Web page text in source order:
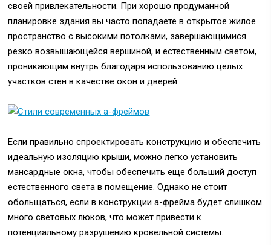
своей привлекательности. При хорошо продуманной
планировке здания вы часто попадаете в открытое жилое
пространство с высокими потолками, завершающимися
резко возвышающейся вершиной, и естественным светом,
проникающим внутрь благодаря использованию целых
участков стен в качестве окон и дверей.
Если правильно спроектировать конструкцию и обеспечить
идеальную изоляцию крыши, можно легко установить
мансардные окна, чтобы обеспечить еще больший доступ
естественного света в помещение. Однако не стоит
обольщаться, если в конструкции а-фрейма будет слишком
много световых люков, что может привести к
потенциальному разрушению кровельной системы.